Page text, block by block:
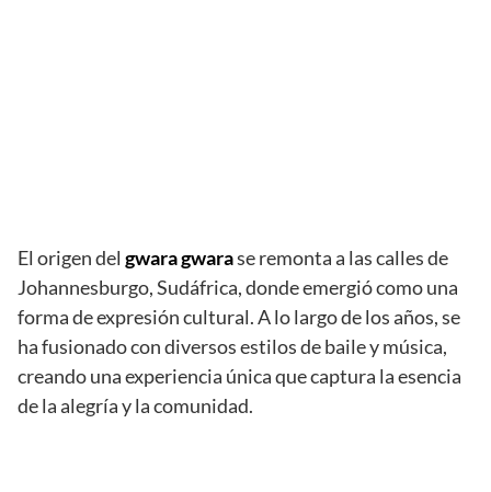
El origen del gwara gwarase remonta a las calles de
Johannesburgo, Sudáfrica, donde emergió como una
forma de expresión cultural. A lo largo de los años, se
ha fusionado con diversos estilos de baile y música,
creando una experiencia única que captura la esencia
de la alegría y la comunidad.